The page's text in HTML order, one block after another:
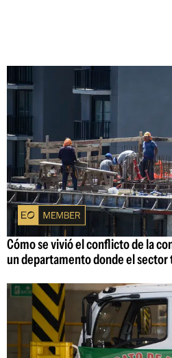
Cómo se vivió el conflicto de la
un departamento donde el